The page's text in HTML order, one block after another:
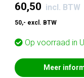
60,50 incl. BTW
50,- excl. BTW
Op voorraad in
Meer